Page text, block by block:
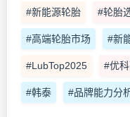
#新能源轮胎 #轮胎
#高端轮胎市场 #新
#LubTop2025 #优
#韩泰 #品牌能力分